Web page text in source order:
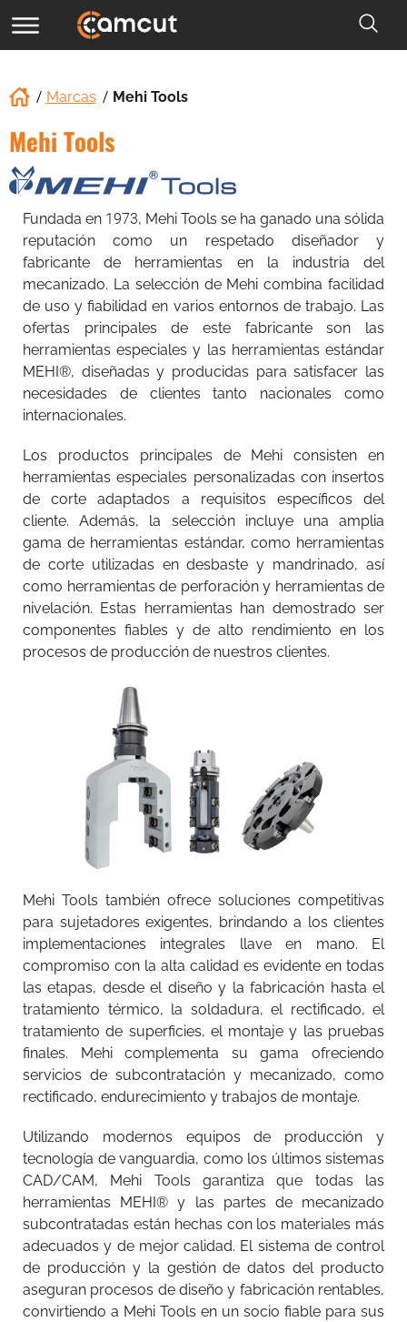
Marcas Mehi Tools
Mehi Tools
Fundada en 1973, Mehi Tools se ha ganado una sólida
reputación como un respetado diseñador y
fabricante de herramientas en la industria del
mecanizado. La selección de Mehi combina facilidad
de uso y fiabilidad en varios entornos de trabajo. Las
ofertas principales de este fabricante son las
herramientas especiales y las herramientas estándar
MEHI®, diseñadas y producidas para satisfacer las
necesidades de clientes tanto nacionales como
internacionales.
Los productos principales de Mehi consisten en
herramientas especiales personalizadas con insertos
de corte adaptados a requisitos específicos del
cliente. Además, la selección incluye una amplia
gama de herramientas estándar, como herramientas
de corte utilizadas en desbaste y mandrinado, así
como herramientas de perforación y herramientas de
nivelación. Estas herramientas han demostrado ser
componentes fiables y de alto rendimiento en los
procesos de producción de nuestros clientes.
Mehi Tools también ofrece soluciones competitivas
para sujetadores exigentes, brindando a los clientes
implementaciones integrales llave en mano. El
compromiso con la alta calidad es evidente en todas
las etapas, desde el diseño y la fabricación hasta el
tratamiento térmico, la soldadura, el rectificado, el
tratamiento de superficies, el montaje y las pruebas
finales. Mehi complementa su gama ofreciendo
servicios de subcontratación y mecanizado, como
rectificado, endurecimiento y trabajos de montaje.
Utilizando modernos equipos de producción y
tecnología de vanguardia, como los últimos sistemas
CAD/CAM, Mehi Tools garantiza que todas las
herramientas MEHI® y las partes de mecanizado
subcontratadas están hechas con los materiales más
adecuados y de mejor calidad. El sistema de control
de producción y la gestión de datos del producto
aseguran procesos de diseño y fabricación rentables,
convirtiendo a Mehi Tools en un socio fiable para sus